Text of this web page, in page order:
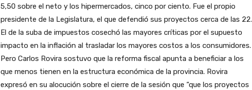
5,50 sobre el neto y los hipermercados, cinco por ciento. Fue el propio
presidente de la Legislatura, el que defendió sus proyectos cerca de las 22.
El de la suba de impuestos cosechó las mayores críticas por el supuesto
impacto en la inflación al trasladar los mayores costos a los consumidores.
Pero Carlos Rovira sostuvo que la reforma fiscal apunta a beneficiar a los
que menos tienen en la estructura económica de la provincia. Rovira
expresó en su alocución sobre el cierre de la sesión que “que los proyectos